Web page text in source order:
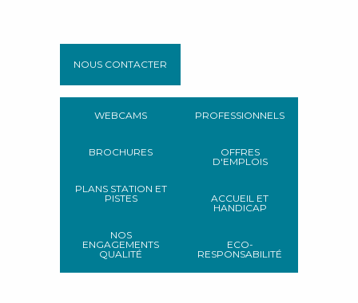
NOUS CONTACTER
WEBCAMS
BROCHURES
PLANS STATION ET
PISTES
NOS
ENGAGEMENTS
QUALITÉ
PROFESSIONNELS
OFFRES
D'EMPLOIS
ACCUEIL ET
HANDICAP
ECO-
RESPONSABILITÉ